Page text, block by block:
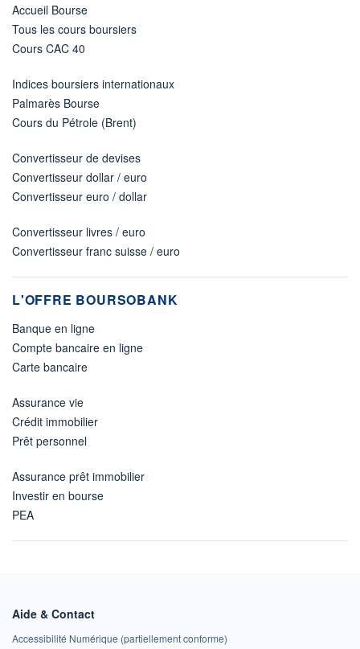
Accueil Bourse
Tous les cours boursiers
Cours CAC 40
Indices boursiers internationaux
Palmarès Bourse
Cours du Pétrole (Brent)
Convertisseur de devises
Convertisseur dollar / euro
Convertisseur euro / dollar
Convertisseur livres / euro
Convertisseur franc suisse / euro
L'OFFRE BOURSOBANK
Banque en ligne
Compte bancaire en ligne
Carte bancaire
Assurance vie
Crédit immobilier
Prêt personnel
Assurance prêt immobilier
Investir en bourse
PEA
Aide & Contact
Accessibilité Numérique (partiellement conforme)